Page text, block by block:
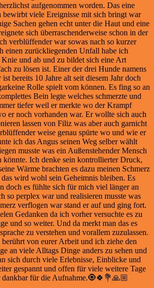
aufgenommen worden. Das eine
bewirbt viele Ereignisse mit sich bringt war
Sachen gehen echt unter die Haut und eine
sich überraschenderweise schon in der
verblüffender war sowas nach so kurzer
einen zurückliegenden Unfall habe ich
und ab und zu bildet sich eine Art
zu lösen ist. Einer der drei Hunde namens
bereits 10 Jahre alt seit diesem Jahr doch
Rolle spielt vom können. Es fing so an
Bein legte welches schmerzte und
tiefer weil er merkte wo der Krampf
er noch vorhanden war. Er wollte sich auch
lassen von Filiz was aber auch garnicht
weise genau spürte wo und wie er
ich das Angus seinen Weg selber wählt
musste was ein Außenstehender Mensch
könnte. Ich denke sein kontrollierter Druck,
Wärme brachten es dazu meinen Schmerz
das wird wohl sein Geheimnis bleiben. Es
doch es fühlte sich für mich viel länger an
so perplex war und realisieren musste was
verflogen war stand er auf und ging fort.
Gedanken da ich vorher versuchte es zu
und so weiter. Und da merkt man das es
zu verstehen und vorallem zuzulassen.
von eurer Arbeit und ich ziehe den
an viele Alltags Dinge anders zu sehen und
sich durch viele Erlebnisse, Einblicke und
gespannt und offen für viele weitere Tage
dankbar für die Aufnahme.🧿🍀💐🙏🏼